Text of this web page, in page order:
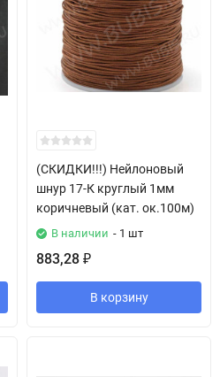
(СКИДКИ!!!) Нейлоновый
шнур 17-К круглый 1мм
коричневый (кат. ок.100м)
В наличии - 1 шт
883,28 ₽
В корзину